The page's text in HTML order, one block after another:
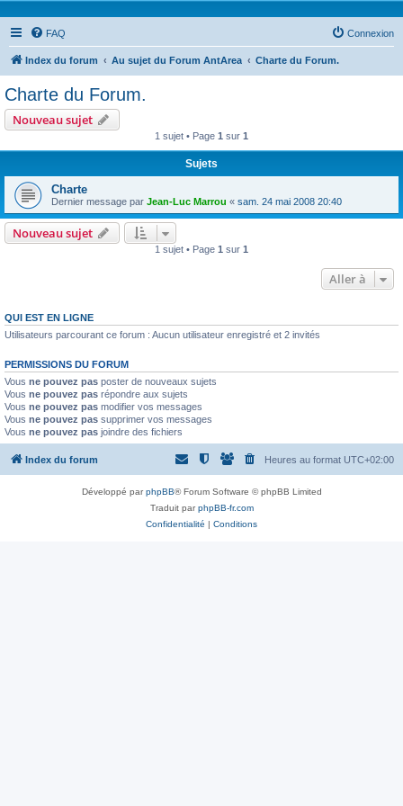
FAQ Connexion
Index du forum Au sujet du Forum AntArea Charte du Forum.
Charte du Forum.
Nouveau sujet
1 sujet • Page 1 sur 1
Sujets
Charte
Dernier message par Jean-Luc Marrou « sam. 24 mai 2008 20:40
Nouveau sujet
1 sujet • Page 1 sur 1
Aller à
QUI EST EN LIGNE
Utilisateurs parcourant ce forum : Aucun utilisateur enregistré et 2 invités
PERMISSIONS DU FORUM
Vous ne pouvez pas poster de nouveaux sujets
Vous ne pouvez pas répondre aux sujets
Vous ne pouvez pas modifier vos messages
Vous ne pouvez pas supprimer vos messages
Vous ne pouvez pas joindre des fichiers
Index du forum Heures au format UTC+02:00
Développé parphpBB® Forum Software © phpBB Limited
Traduit parphpBB-fr.com
Confidentialité | Conditions